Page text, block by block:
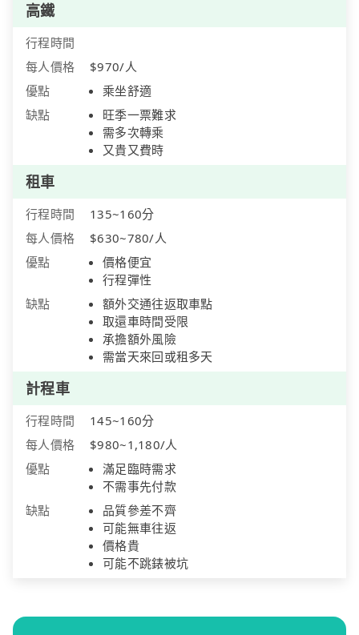
高鐵
行程時間
每人價格
$970/人
優點
乘坐舒適
缺點
旺季一票難求
需多次轉乘
又貴又費時
租車
行程時間
135~160分
每人價格
$630~780/人
優點
價格便宜
行程彈性
缺點
額外交通往返取車點
取還車時間受限
承擔額外風險
需當天來回或租多天
計程車
行程時間
145~160分
每人價格
$980~1,180/人
優點
滿足臨時需求
不需事先付款
缺點
品質參差不齊
可能無車往返
價格貴
可能不跳錶被坑